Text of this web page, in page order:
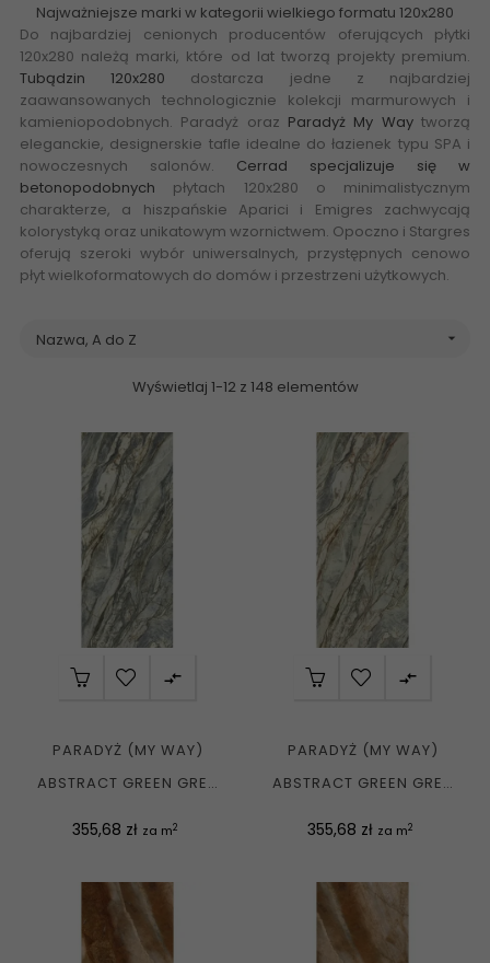
Najważniejsze marki w kategorii wielkiego formatu 120x280
Do najbardziej cenionych producentów oferujących płytki
120x280 należą marki, które od lat tworzą projekty premium.
Tubądzin 120x280 dostarcza jedne z najbardziej
zaawansowanych technologicznie kolekcji marmurowych i
kamieniopodobnych. Paradyż oraz Paradyż My Waytworzą
eleganckie, designerskie tafle idealne do łazienek typu SPA i
nowoczesnych salonów. Cerrad specjalizuje się w
betonopodobnych płytach 120x280 o minimalistycznym
charakterze, a hiszpańskie Aparici i Emigres zachwycają
kolorystyką oraz unikatowym wzornictwem. Opoczno i Stargres
oferują szeroki wybór uniwersalnych, przystępnych cenowo
płyt wielkoformatowych do domów i przestrzeni użytkowych.
Nazwa, A do Z 
Wyświetlaj 1-12 z 148 elementów

PARADYŻ (MY WAY)
ABSTRACT GREEN GRES
Cena
355,68 zł za m2

PARADYŻ (MY WAY)
ABSTRACT GREEN GRES
Cena
355,68 zł za m2